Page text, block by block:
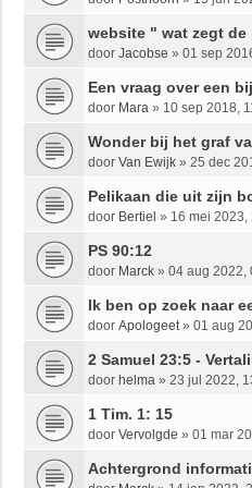
website " wat zegt de
door Jacobse » 01 sep
Een vraag over een
door Mara » 10 sep 2018,
Wonder bij het graf
door Van Ewijk » 25 dec
Pelikaan die uit zijn
door Bertiel » 16 mei 2023,
PS 90:12
door Marck » 04 aug 2022,
Ik ben op zoek naar
door Apologeet» 01 aug
2 Samuel 23:5 -
door helma » 23 jul 2022,
1 Tim. 1: 15
door Vervolgde » 01 mar
Achtergrond